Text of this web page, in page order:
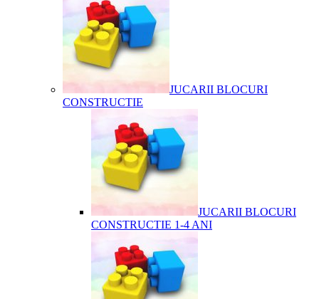
JUCARII BLOCURI
CONSTRUCTIE
JUCARII BLOCURI
CONSTRUCTIE 1-4 ANI